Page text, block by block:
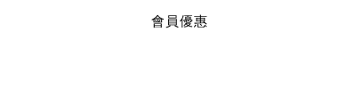
會員優惠